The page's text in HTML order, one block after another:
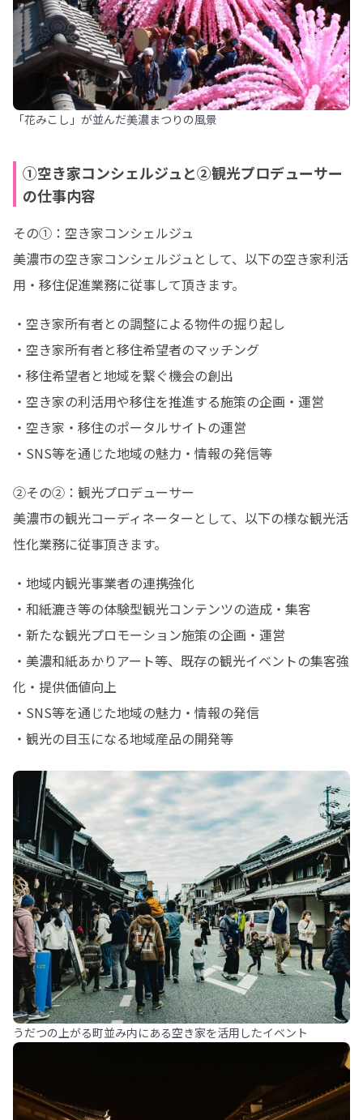
「花みこし」が並んだ美濃まつりの風景
①空き家コンシェルジュと②観光プロデューサー
の仕事内容
その①：空き家コンシェルジュ
美濃市の空き家コンシェルジュとして、以下の空き家利活
用・移住促進業務に従事して頂きます。
・空き家所有者との調整による物件の掘り起し
・空き家所有者と移住希望者のマッチング
・移住希望者と地域を繋ぐ機会の創出
・空き家の利活用や移住を推進する施策の企画・運営
・空き家・移住のポータルサイトの運営
・SNS等を通じた地域の魅力・情報の発信等
②その②：観光プロデューサー
美濃市の観光コーディネーターとして、以下の様な観光活
性化業務に従事頂きます。
・地域内観光事業者の連携強化
・和紙漉き等の体験型観光コンテンツの造成・集客
・新たな観光プロモーション施策の企画・運営
・美濃和紙あかりアート等、既存の観光イベントの集客強
化・提供価値向上
・SNS等を通じた地域の魅力・情報の発信
・観光の目玉になる地域産品の開発等
うだつの上がる町並み内にある空き家を活用したイベント